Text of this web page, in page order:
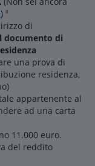
) 8
di
documento di
una prova di
residenza,
appartenente al
ad una carta
11.000 euro.
del reddito